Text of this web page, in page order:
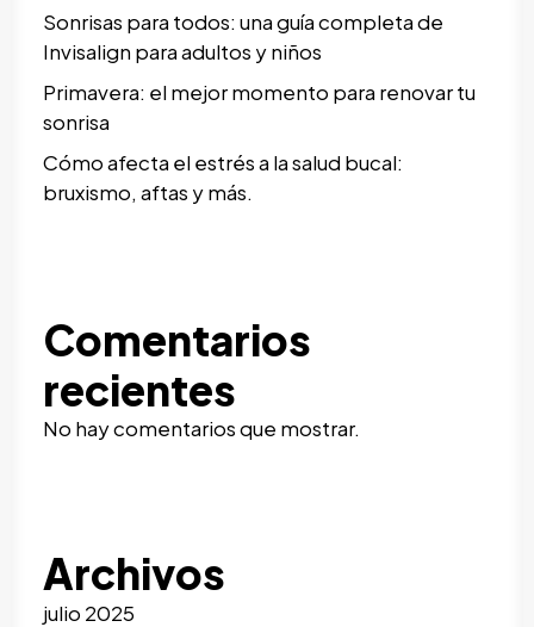
Sonrisas para todos: una guía completa de
Invisalign para adultos y niños
Primavera: el mejor momento para renovar tu
sonrisa
Cómo afecta el estrés a la salud bucal:
bruxismo, aftas y más.
Comentarios
recientes
No hay comentarios que mostrar.
Archivos
julio 2025